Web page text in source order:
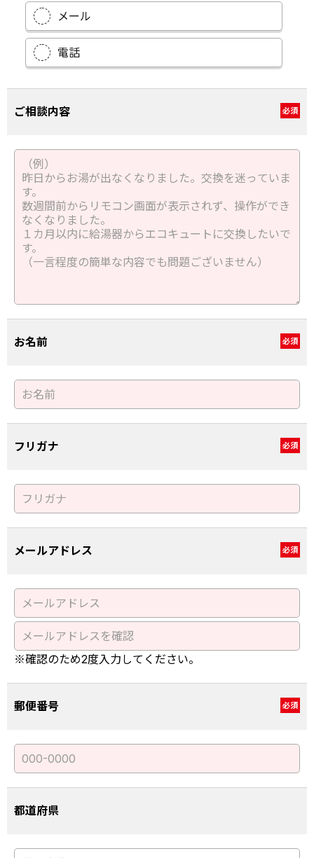
メール
電話
ご相談内容 必須
お名前 必須
フリガナ 必須
メールアドレス 必須
※確認のため2度入力してください。
郵便番号 必須
都道府県